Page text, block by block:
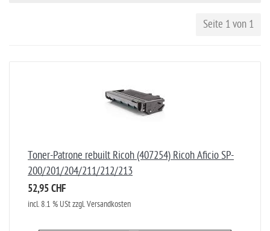
Seite 1 von 1
Toner-Patrone rebuilt Ricoh (407254) Ricoh Aficio SP-
200/201/204/211/212/213
52,95 CHF
incl. 8.1 % USt zzgl. Versandkosten